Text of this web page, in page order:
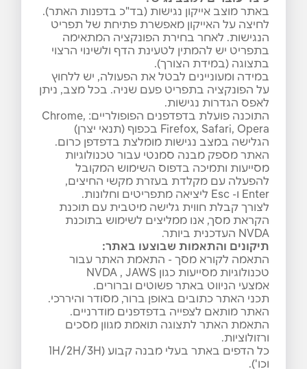
באתר מוצב אייקון נגישות (בד"כ בדפנות האתר).
לחיצה על האייקון מאפשרת פתיחת של תפריט
הנגישות. לאחר בחירת הפונקציה המתאימה
בתפריט יש להמתין לטעינת הדף ולשינוי הרצוי
בתצוגה (במידת הצורך).
במידה ומעוניינים לבטל את הפעולה, יש ללחוץ
על הפונקציה בתפריט פעם שניה. בכל מצב, ניתן
לאפס הגדרות נגישות.
התוכנה פועלת בדפדפנים הפופולריים: Chrome,
Firefox, Safari, Opera בכפוף (תנאי יצרן)
הגלישה במצב נגישות מומלצת בדפדפן כרום.
האתר מספק מבנה סמנטי עבור טכנולוגיות
מסייעות ותמיכה בדפוס השימוש המקובל
להפעלה עם מקלדת בעזרת מקשי החיצים,
Enter ו- Esc ליציאה מתפריטים וחלונות.
לצורך קבלת חווית גלישה מיטבית עם תוכנת
הקראת מסך, אנו ממליצים לשימוש בתוכנת
NVDA העדכנית ביותר.
תיקונים והתאמות שבוצעו באתר:
התאמה לקורא מסך - התאמת האתר עבור
טכנולוגיות מסייעות כגון NVDA , JAWS
אמצעי הניווט באתר פשוטים וברורים.
תכני האתר כתובים באופן ברור, מסודר והיררכי.
האתר מותאם לצפייה בדפדפנים מודרניים.
התאמת האתר לתצוגה תואמת מגוון מסכים
ורזולוציות.
כל הדפים באתר בעלי מבנה קבוע (1H/2H/3H
וכו').